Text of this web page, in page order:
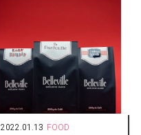
2022.01.13 FOOD